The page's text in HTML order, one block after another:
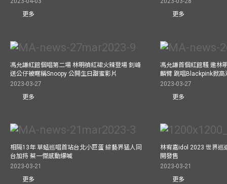
更多
更多
馮允謙紅館個唱第二場 林明禎紅裙火辣登場 釗峰
送公仔被暱稱Snoopy 公開生日甜蜜影片
2023-03-27
更多
馮允謙首個紅館騷 邀林
麟臂 跳唱Blackpink掀高
2023-03-27
更多
相隔13年 草蜢巡唱首站台北小巨蛋 綜藝界猛人同
台加持 蔡一傑感動爆喊
2023-03-21
更多
林宥嘉idol 2023 世界巡
開發售
2023-03-21
更多